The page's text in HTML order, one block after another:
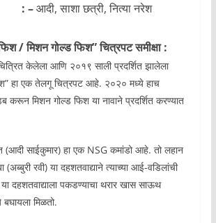
: –आदी, साशा छत्री, नित्या नरेश
/ मिशन गोल्ड फिश” चित्रपट समीक्षा :
केलेला आणि २०१९ साली प्रदर्शित झालेला
हा एक तेलगू चित्रपट आहे. २०२० मध्ये हाच
करून मिशन गोल्ड फिश या नावाने प्रदर्शित करण्यात
साईकुमार) हा एक NSG कमांडो आहे. तो लहान
(अब्बुरी रवी) या दहशतवाद्याने त्याच्या आई-वडिलांची
दहशतवाद्याला पकडण्याचा थरार खास साऊथ
मिळतो.